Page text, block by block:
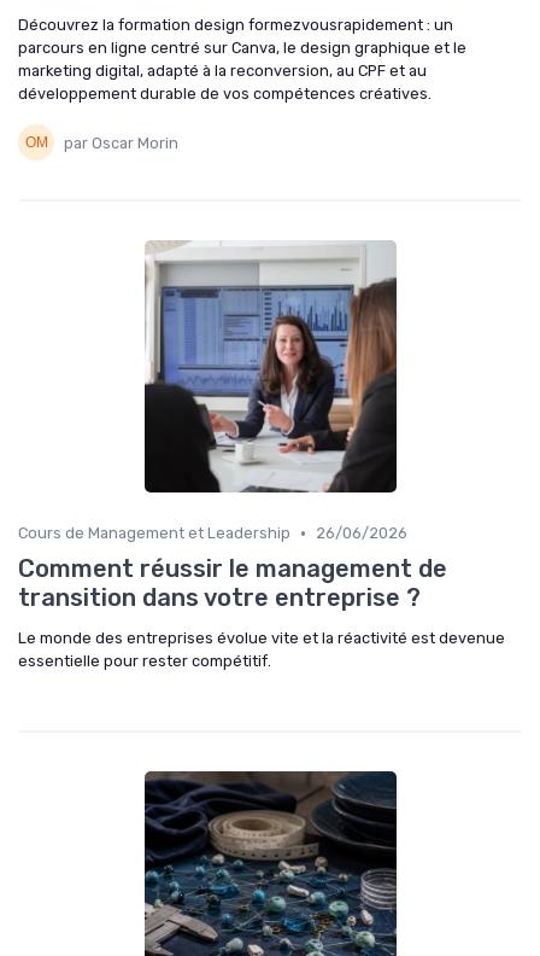
Découvrez la formation design formezvousrapidement : un
parcours en ligne centré sur Canva, le design graphique et le
marketing digital, adapté à la reconversion, au CPF et au
développement durable de vos compétences créatives.
par Oscar Morin
Cours de Management et Leadership • 26/06/2026
Comment réussir le management de
transition dans votre entreprise ?
Le monde des entreprises évolue vite et la réactivité est devenue
essentielle pour rester compétitif.